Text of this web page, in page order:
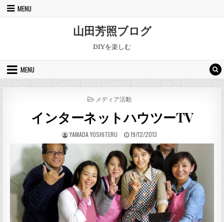
Skip to content
MENU
山田芳照ブログ
DIYを楽しむ
MENU
POSTED IN
メディア活動
インターネットハウツーTV
AUTHOR:
YAMADA YOSHITERU PUBLISHED DATE:
19/12/2013